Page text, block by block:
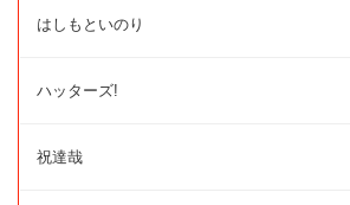
はしもといのり
ハッターズ!
祝達哉